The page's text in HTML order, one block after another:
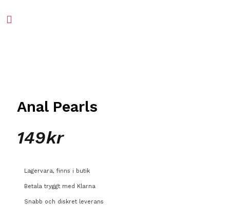
Anal Pearls
149kr
Lagervara, finns i butik
Betala tryggt med Klarna
Snabb och diskret leverans